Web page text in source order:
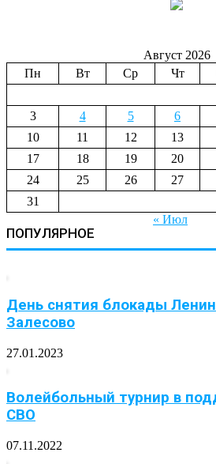
Август 2026
Пн
Вт Ср Чт
3
4 5 6
10
11 12 13
17
18 19 20
24
25 26 27
31
« Июл
ПОПУЛЯРНОЕ
День снятия блокады
Залесово
27.01.2023
Волейбольный турнир в
СВО
07.11.2022